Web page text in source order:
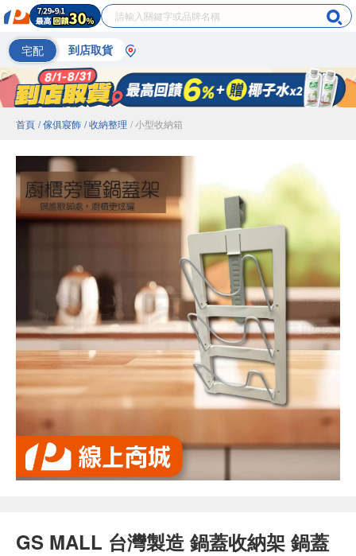
宅配 到店取貨
首頁 / 傢俱寢飾 / 收納整理 / 小型收納箱
GS MALL 台灣製造 鍋蓋收納架 鍋蓋